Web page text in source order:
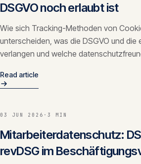
DSGVO noch erlaubt ist
Wie sich Tracking-Methoden von
unterscheiden, was die DSGVO und die
verlangen und welche
Read article
03 JUN 2026 · 3 MIN
Mitarbeiterdatenschutz:
revDSG im